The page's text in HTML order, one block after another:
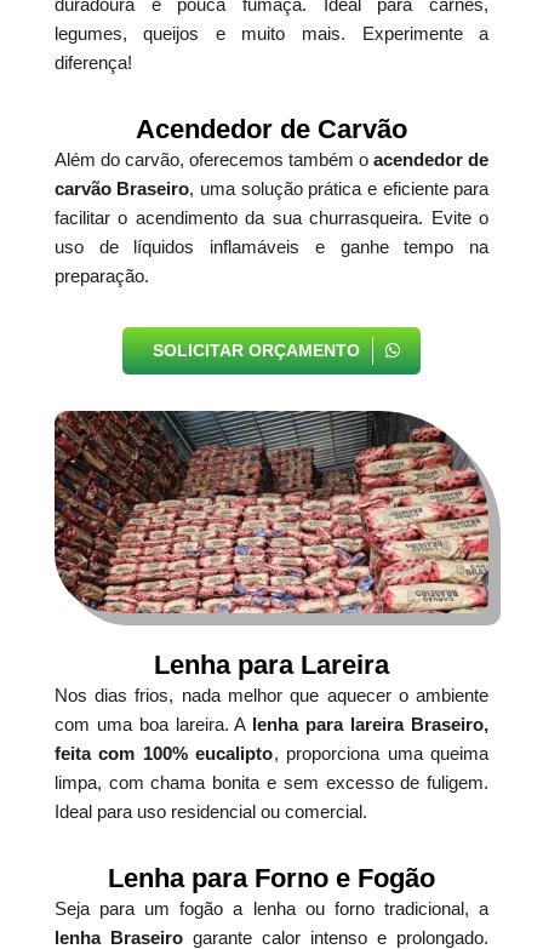
legumes, queijos e muito mais. Experimente a
diferença!
Acendedor de Carvão
Além do carvão, oferecemos também oacendedor de
carvão Braseiro, uma solução prática e eficiente para
facilitar o acendimento da sua churrasqueira. Evite o
uso de líquidos inflamáveis e ganhe tempo na
preparação.
SOLICITAR ORÇAMENTO
Lenha para Lareira
Nos dias frios, nada melhor que aquecer o ambiente
com uma boa lareira. A lenha para lareira Braseiro,
feita com 100% eucalipto, proporciona uma queima
limpa, com chama bonita e sem excesso de fuligem.
Ideal para uso residencial ou comercial.
Lenha para Forno e Fogão
Seja para um fogão a lenha ou forno tradicional, a
lenha Braseirogarante calor intenso e prolongado.